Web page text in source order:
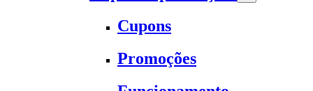
Cupons
Promoções